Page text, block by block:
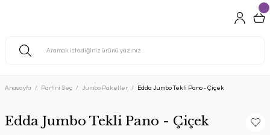
Anasayfa Partini Seç Jumbo Paketler Edda Jumbo Tekli Pano - Çiçek
Edda Jumbo Tekli Pano - Çiçek